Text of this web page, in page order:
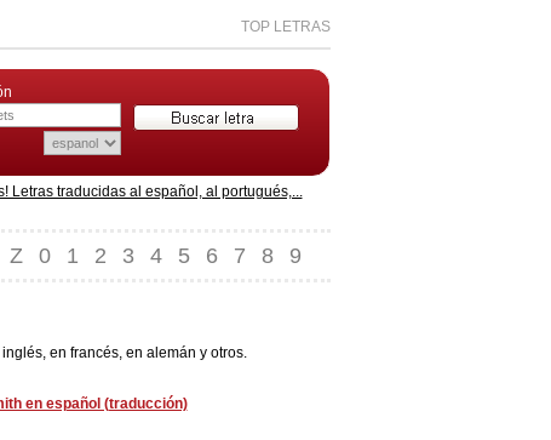
TOP LETRAS
Letras traducidas al español, al portugués,...
Z 0 1 2 3 4 5 6 7 8 9
en francés, en alemán y otros.
en español (traducción)